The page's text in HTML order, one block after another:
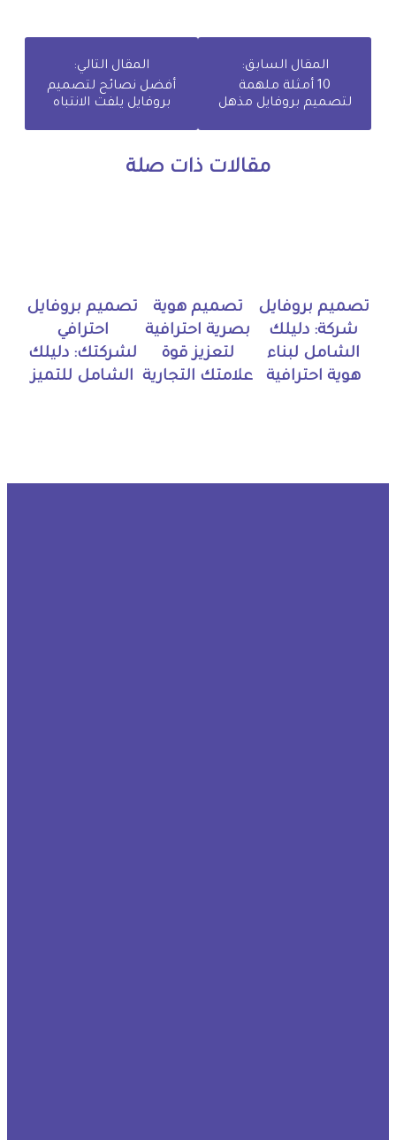
المقال السابق:
10 أمثلة ملهمة
لتصميم بروفايل مذهل
المقال التالي:
أفضل نصائح لتصميم
بروفايل يلفت الانتباه
مقالات ذات صلة
تصميم بروفايل
شركة: دليلك
الشامل لبناء
هوية احترافية
تصميم هوية
بصرية احترافية
لتعزيز قوة
علامتك التجارية
تصميم بروفايل
احترافي
لشركتك: دليلك
الشامل للتميز